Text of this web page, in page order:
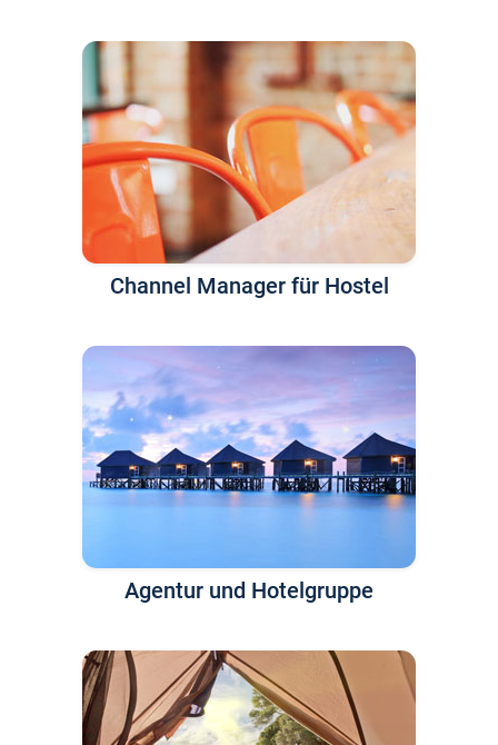
Channel Manager für Hostel
Agentur und Hotelgruppe